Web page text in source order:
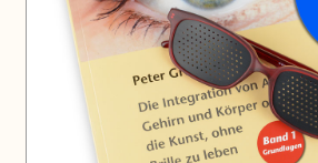
Upcoming
Shop
Frequently Asked